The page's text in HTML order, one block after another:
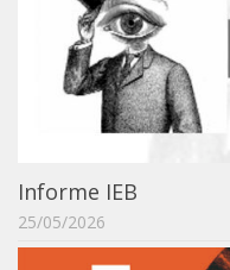
Informe IEB
25/05/2026